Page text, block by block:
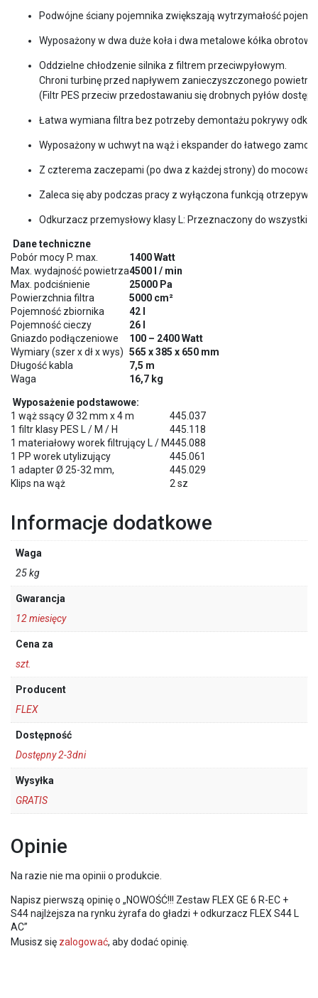
Podwójne ściany pojemnika zwiększają wytrzymałość
Wyposażony w dwa duże koła i dwa metalowe kółka obrotowe
Oddzielne chłodzenie silnika z filtrem przeciwpyłowym.
Chroni turbinę przed napływem zanieczyszczonego
(Filtr PES przeciw przedostawaniu się drobnych pyłów
Łatwa wymiana filtra bez potrzeby demontażu pokrywy
Wyposażony w uchwyt na wąż i ekspander do łatwego
Z czterema zaczepami (po dwa z każdej strony) do
Zaleca się aby podczas pracy z wyłączona funkcją
Odkurzacz przemysłowy klasy L: Przeznaczony do
Dane techniczne
Pobór mocy P. max.
1400 Watt
Max. wydajność powietrza4500 l / min
Max. podciśnienie
25000 Pa
Powierzchnia filtra
5000 cm²
Pojemność zbiornika
42 l
Pojemność cieczy
26 l
Gniazdo podłączeniowe
100 – 2400 Watt
Wymiary (szer x dł x wys) 565 x 385 x 650 mm
Długość kabla
7,5 m
Waga
16,7 kg
Wyposażenie podstawowe:
1 wąż ssący Ø 32 mm x 4 m
445.037
1 filtr klasy PES L / M / H
445.118
1 materiałowy worek filtrujący L / M445.088
1 PP worek utylizujący
445.061
1 adapter Ø 25-32 mm,
445.029
Klips na wąż
2 sz
Informacje dodatkowe
Waga
25 kg
Gwarancja
12 miesięcy
Cena za
szt.
Producent
FLEX
Dostępność
Dostępny 2-3dni
Wysyłka
GRATIS
Opinie
Na razie nie ma opinii o produkcie.
Napisz pierwszą opinię o „NOWOŚĆ!!! Zestaw FLEX GE 6 R-EC +
S44 najlżejsza na rynku żyrafa do gładzi + odkurzacz FLEX S44 L
AC”
Musisz się zalogować, aby dodać opinię.